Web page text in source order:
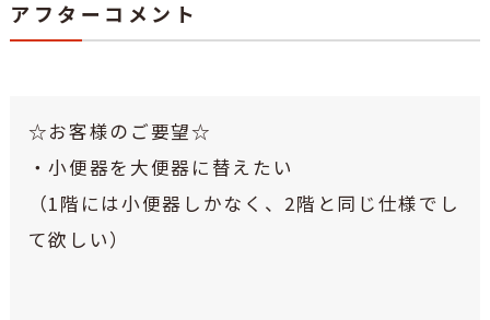
アフターコメント
☆お客様のご要望☆
・小便器を大便器に替えたい
（1階には小便器しかなく、2階と同じ仕様でし
て欲しい）